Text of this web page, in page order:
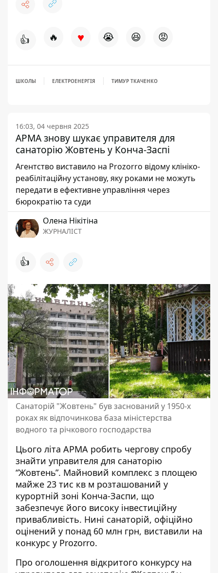
👍 🔥 ♥ 😭 😆 😡
ШКОЛЫ ЕЛЕКТРОЕНЕРГІЯ ТИМУР ТКАЧЕНКО
16:03, 04 червня 2025
АРМА знову шукає управителя для
санаторію Жовтень у Конча-Заспі
Агентство виставило на Prozorro відому клініко-
реабілітаційну установу, яку роками не можуть
передати в ефективне управління через
бюрократію та суди
Олена Нікітіна
ЖУРНАЛІСТ
👍
Санаторій "Жовтень" був заснований у 1950-х
роках як відпочинкова база міністерства
водного та річкового господарства
Цього літа АРМА робить чергову спробу
знайти управителя для санаторію
“Жовтень”. Майновий комплекс з площею
майже 23 тис кв м розташований у
курортній зоні Конча-Заспи, що
забезпечує його високу інвестиційну
привабливість. Нині санаторій, офіційно
оцінений у понад 60 млн грн, виставили на
конкурс у Prozorro.
Про оголошення відкритого конкурсу на